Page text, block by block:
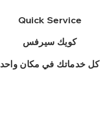
Quick Service
كويك سيرفس
كل خدماتك في مكان واحد